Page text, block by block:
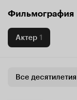
Фильмография
Актер 1
Все десятилетия